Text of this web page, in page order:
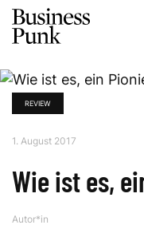
REVIEW
1. August 2017
Wie ist es,
Autor*in